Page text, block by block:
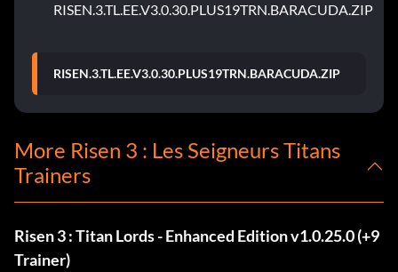
RISEN.3.TL.EE.V3.0.30.PLUS19TRN.BARACUDA.ZIP
RISEN.3.TL.EE.V3.0.30.PLUS19TRN.BARACUDA.ZIP
More Risen 3 : Les Seigneurs Titans
Trainers
Risen 3 : Titan Lords - Enhanced Edition v1.0.25.0 (+9
Trainer)